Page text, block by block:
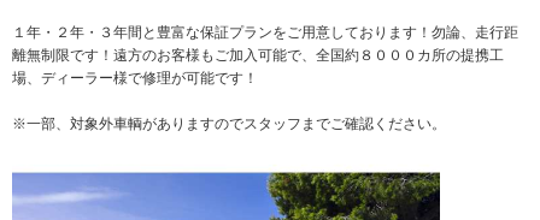
１年・２年・３年間と豊富な保証プランをご用意しております！勿論、走行距
離無制限です！遠方のお客様もご加入可能で、全国約８０００カ所の提携工
場、ディーラー様で修理が可能です！
※一部、対象外車輌がありますのでスタッフまでご確認ください。